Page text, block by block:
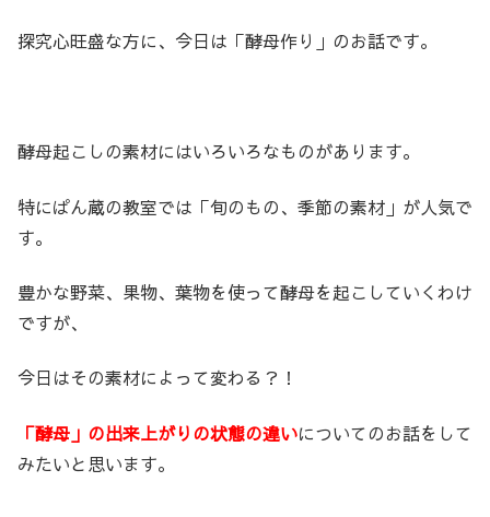
探究心旺盛な方に、今日は「酵母作り」のお話です。
酵母起こしの素材にはいろいろなものがあります。
特にぱん蔵の教室では「旬のもの、季節の素材」が人気で
す。
豊かな野菜、果物、葉物を使って酵母を起こしていくわけ
ですが、
今日はその素材によって変わる？！
「酵母」の出来上がりの状態の違いについてのお話をして
みたいと思います。